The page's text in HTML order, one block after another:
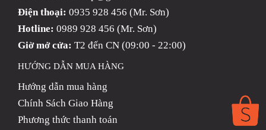
Điện thoại: 0935 928 456 (Mr. Sơn)
Hotline: 0989 928 456 (Mr. Sơn)
Giờ mở cửa: T2 đến CN (09:00 - 22:00)
HƯỚNG DẪN MUA HÀNG
Hướng dẫn mua hàng
Chính Sách Giao Hàng
Phương thức thanh toán